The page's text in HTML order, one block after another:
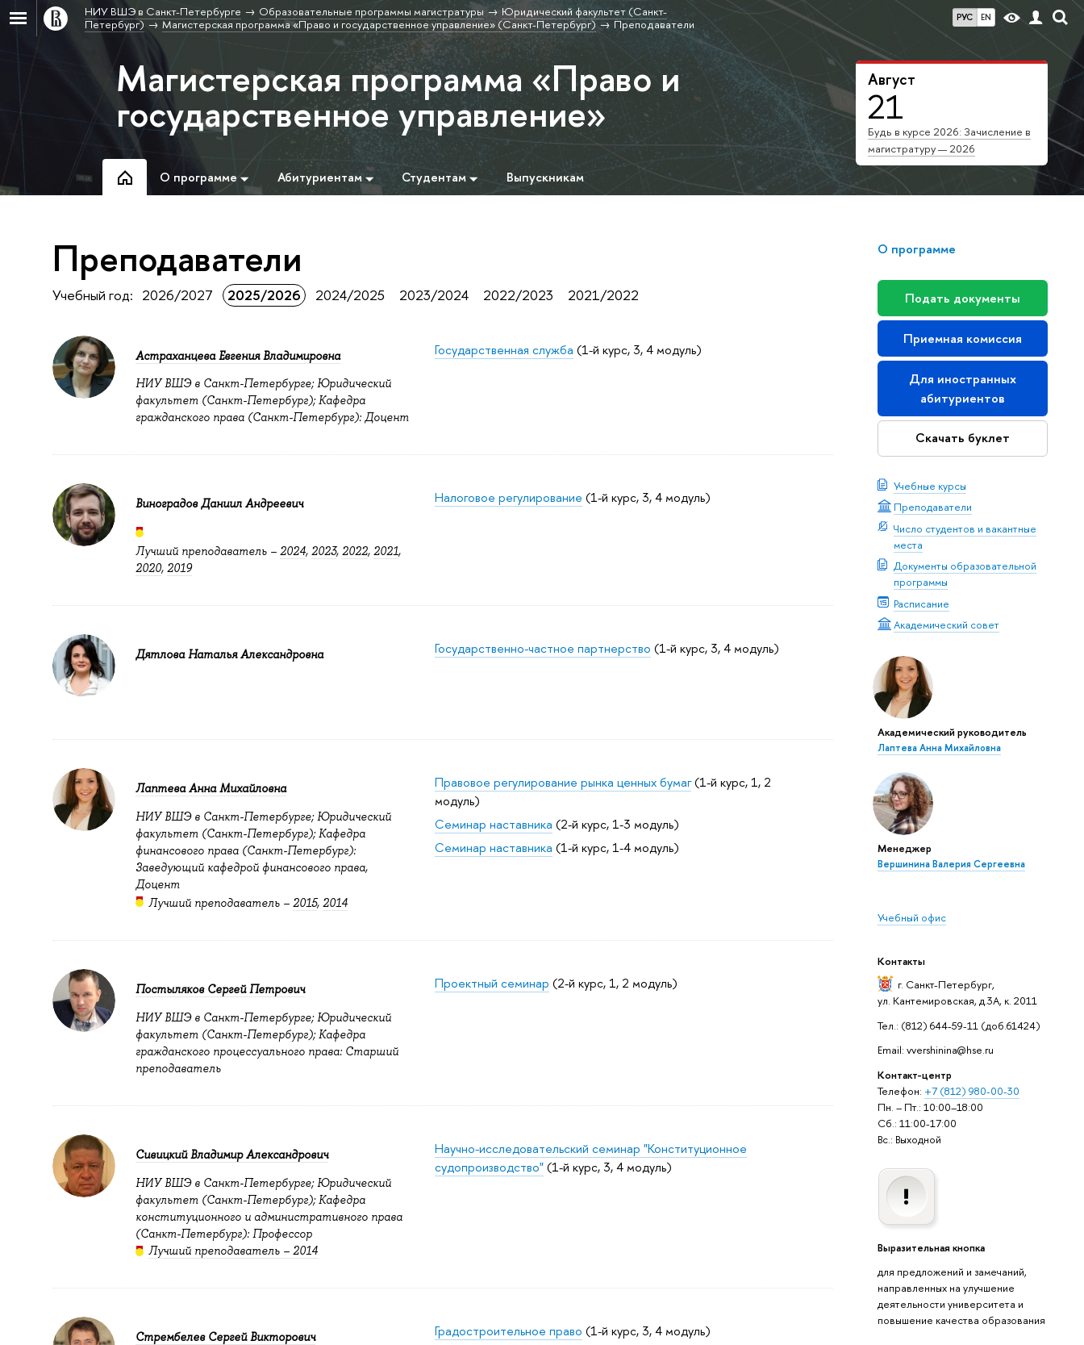
РУС EN
НИУ ВШЭ в Санкт-Петербурге Образовательные программы магистратуры
Юридический факультет (Санкт-
Петербург)
Магистерская программа «Право и государственное управление» (Санкт-Петербург) Преподаватели
Август
21
Будь в курсе 2026: Зачисление в
магистратуру — 2026
Магистерская программа «Право и
государственное управление»
О программе Абитуриентам Студентам Выпускникам
О программе
Подать документы
Приемная комиссия
Для иностранных
абитуриентов
Скачать буклет
Учебные курсы
Преподаватели
Число студентов и вакантные
места
Документы образовательной
программы
Расписание
Академический совет
Академический руководитель
Лаптева Анна Михайловна
Менеджер
Вершинина Валерия Сергеевна
Учебный офис
Контакты
г. Санкт-Петербург,
ул. Кантемировская, д.3А, к. 2011
Тел.: (812) 644-59-11 (доб.61424)
Email: vvershinina@hse.ru
Контакт-центр
Телефон: +7 (812) 980-00-30
Пн. – Пт.: 10:00–18:00
Сб.: 11:00-17:00
Вс.: Выходной
Выразительная кнопка
для предложений и замечаний,
направленных на улучшение
деятельности университета и
повышение качества образования
Преподаватели
Учебный год: 2026/2027 2025/2026 2024/2025 2023/2024 2022/2023 2021/2022
Астраханцева Евгения Владимировна
НИУ ВШЭ в Санкт-Петербурге; Юридический
факультет (Санкт-Петербург); Кафедра
гражданского права (Санкт-Петербург): Доцент
Государственная служба (1-й курс, 3, 4 модуль)
Виноградов Даниил Андреевич
Лучший преподаватель – 2024, 2023, 2022, 2021,
2020, 2019
Налоговое регулирование (1-й курс, 3, 4 модуль)
Дятлова Наталья Александровна Государственно-частное партнерство (1-й курс, 3, 4 модуль)
Лаптева Анна Михайловна
НИУ ВШЭ в Санкт-Петербурге; Юридический
факультет (Санкт-Петербург); Кафедра
финансового права (Санкт-Петербург):
Заведующий кафедрой финансового права,
Доцент
Лучший преподаватель –2015,2014
Правовое регулирование рынка ценных бумаг(1-й курс, 1, 2
модуль)
Семинар наставника (2-й курс, 1-3 модуль)
Семинар наставника (1-й курс, 1-4 модуль)
Постыляков Сергей Петрович
НИУ ВШЭ в Санкт-Петербурге; Юридический
факультет (Санкт-Петербург); Кафедра
гражданского процессуального права: Старший
преподаватель
Проектный семинар (2-й курс, 1, 2 модуль)
Сивицкий Владимир Александрович
НИУ ВШЭ в Санкт-Петербурге; Юридический
факультет (Санкт-Петербург); Кафедра
конституционного и административного права
(Санкт-Петербург): Профессор
Лучший преподаватель – 2014
Научно-исследовательский семинар "Конституционное
судопроизводство"(1-й курс, 3, 4 модуль)
Стрембелев Сергей Викторович
Градостроительное право (1-й курс, 3, 4 модуль)